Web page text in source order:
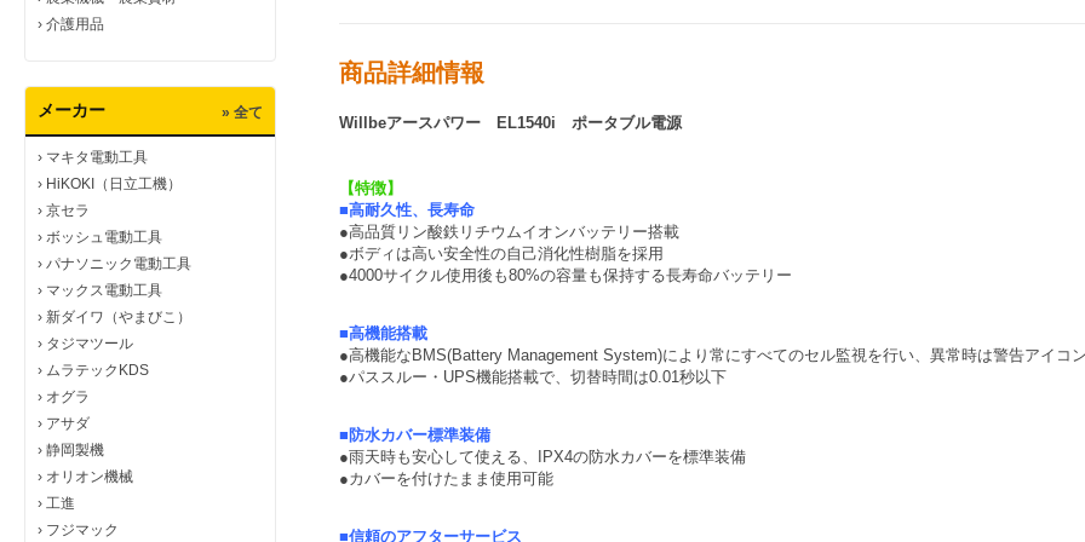
› 介護用品
メーカー » 全て
› マキタ電動工具
› HiKOKI（日立工機）
› 京セラ
› ボッシュ電動工具
› パナソニック電動工具
› マックス電動工具
› 新ダイワ（やまびこ）
› タジマツール
› ムラテックKDS
› オグラ
› アサダ
› 静岡製機
› オリオン機械
› 工進
› フジマック
商品詳細情報
Willbeアースパワー EL1540i ポータブル電源
【特徴】
■高耐久性、長寿命
●高品質リン酸鉄リチウムイオンバッテリー搭載
●ボディは高い安全性の自己消化性樹脂を採用
●4000サイクル使用後も80%の容量も保持する長寿命バッテリー
■高機能搭載
●高機能なBMS(Battery Management System)により常にすべてのセル監視を行い、異常時は警告アイコ
●パススルー・UPS機能搭載で、切替時間は0.01秒以下
■防水カバー標準装備
●雨天時も安心して使える、IPX4の防水カバーを標準装備
●カバーを付けたまま使用可能
■信頼のアフターサービス